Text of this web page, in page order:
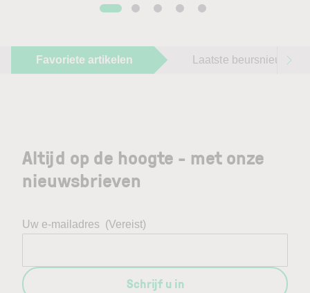
Favoriete artikelen Laatste beursnieuws
Altijd op de hoogte - met onze
nieuwsbrieven
Uw e-mailadres (Vereist)
Schrijf u in